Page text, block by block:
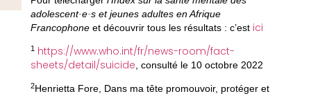
adolescent·e·s et jeunes adultes en Afrique
Francophone et découvrir tous les résultats : c’est ici
1 https://www.who.int/fr/news-room/fact-
sheets/detail/suicide , consulté le 10 octobre 2022
2Henrietta Fore, Dans ma tête promouvoir, protéger et